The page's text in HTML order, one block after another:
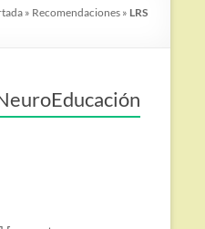
» Recomendaciones » LRS